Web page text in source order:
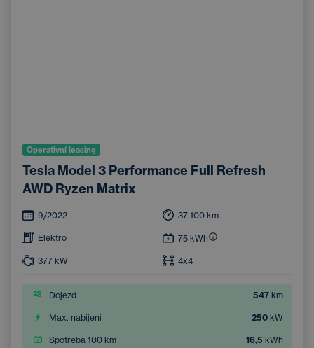
Operativní leasing
Tesla Model 3 Performance Full Refresh
AWD Ryzen Matrix
9/2022 37 100 km
Elektro 75 kWh
377 kW 4x4
Dojezd 547 km
Max. nabíjení 250 kW
Spotřeba 100 km 16,5 kWh